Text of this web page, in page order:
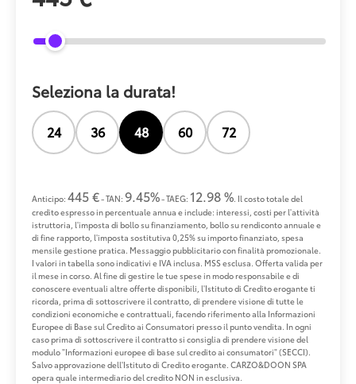
Seleziona la durata!
24 36 48 60 72
Anticipo: 445 €- TAN: 9.45%- TAEG: 12.98 %. Il costo totale del
credito espresso in percentuale annua e include: interessi, costi per l'attività
istruttoria, l'imposta di bollo su finanziamento, bollo su rendiconto annuale e
di fine rapporto, l'imposta sostitutiva 0,25% su importo finanziato, spesa
mensile gestione pratica. Messaggio pubblicitario con finalità promozionale.
I valori in tabella sono indicativi e IVA inclusa. MSS esclusa. Offerta valida per
il mese in corso. Al fine di gestire le tue spese in modo responsabile e di
conoscere eventuali altre offerte disponibili, l'Istituto di Credito erogante ti
ricorda, prima di sottoscrivere il contratto, di prendere visione di tutte le
condizioni economiche e contrattuali, facendo riferimento alla Informazioni
Europee di Base sul Credito ai Consumatori presso il punto vendita. In ogni
caso prima di sottoscrivere il contratto si consiglia di prendere visione del
modulo "Informazioni europee di base sul credito ai consumatori" (SECCI).
Salvo approvazione dell'Istituto di Credito erogante. CARZO&DOON SPA
opera quale intermediario del credito NON in esclusiva.